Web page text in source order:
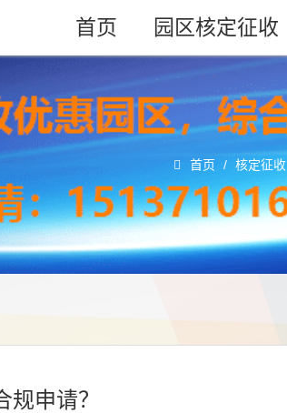
首页 园区核定征收
首页 / 核定征收
申请？